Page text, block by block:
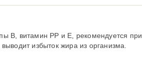
В, витамин РР и Е, рекомендуется при
избыток жира из организма.